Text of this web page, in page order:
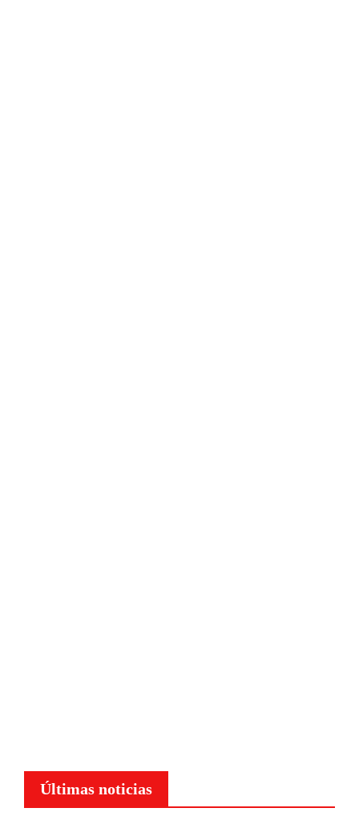
Últimas noticias